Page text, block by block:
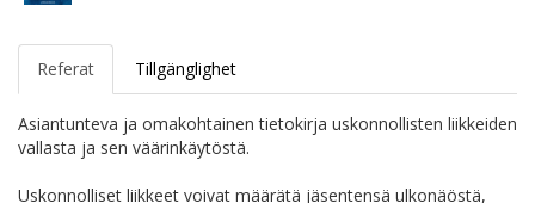
Referat Tillgänglighet
Asiantunteva ja omakohtainen tietokirja uskonnollisten liikkeiden
vallasta ja sen väärinkäytöstä.
Uskonnolliset liikkeet voivat määrätä jäsentensä ulkonäöstä,